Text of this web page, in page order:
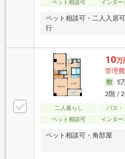
ペット相談可
インタ
ペット相談可・二人入居
行
10万
管理
5
2階 /
二人暮らし バス・
ペット相談可
インタ
ペット相談可・角部屋